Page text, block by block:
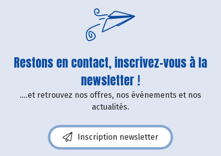
Restons en contact, inscrivez-vous à la
newsletter !
....et retrouvez nos offres, nos événements et nos
actualités.
Inscription newsletter